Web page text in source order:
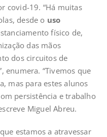
covid-19. “Há muitas
desde o uso
físico de,
das mãos
dos circuitos de
enumera. “Tivemos que
mas para estes alunos
persistência e trabalho
Miguel Abreu.
estamos a atravessar